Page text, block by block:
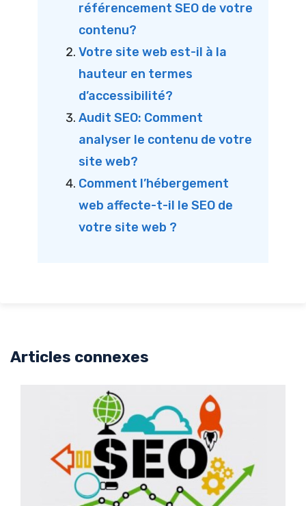
référencement SEO de votre
contenu?
Votre site web est-il à la
hauteur en termes
d’accessibilité?
Audit SEO: Comment
analyser le contenu de votre
site web?
Comment l’hébergement
web affecte-t-il le SEO de
votre site web ?
Articles connexes